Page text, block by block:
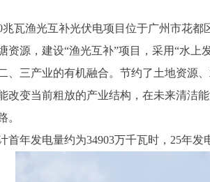
兆瓦渔光互补光伏电项目位于广州市花
资源，建设“渔光互补”项目，采用“水
、三产业的有机融合。节约了土地资源
改变当前粗放的产业结构，在未来清洁
。
首年发电量约为34903万千瓦时，25年发